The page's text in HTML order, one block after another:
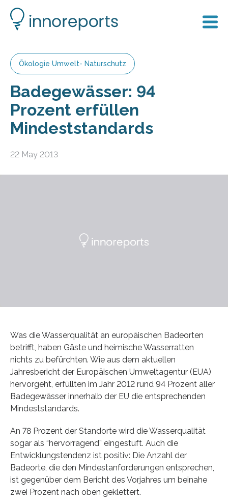
Ökologie Umwelt- Naturschutz
Badegewässer: 94
Prozent erfüllen
Mindeststandards
22 May 2013
Was die Wasserqualität an europäischen Badeorten
betrifft, haben Gäste und heimische Wasserratten
nichts zu befürchten. Wie aus dem aktuellen
Jahresbericht der Europäischen Umweltagentur (EUA)
hervorgeht, erfüllten im Jahr 2012 rund 94 Prozent aller
Badegewässer innerhalb der EU die entsprechenden
Mindeststandards.
An 78 Prozent der Standorte wird die Wasserqualität
sogar als “hervorragend” eingestuft. Auch die
Entwicklungstendenz ist positiv: Die Anzahl der
Badeorte, die den Mindestanforderungen entsprechen,
ist gegenüber dem Bericht des Vorjahres um beinahe
zwei Prozent nach oben geklettert.